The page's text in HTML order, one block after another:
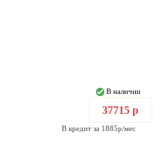
В наличии
37715 р
В кредит за 1885р/мес